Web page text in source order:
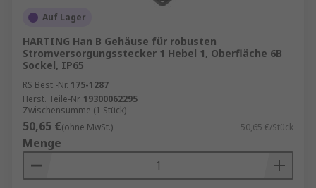
Auf Lager
HARTING Han B Gehäuse für robusten
Stromversorgungsstecker 1 Hebel 1, Oberfläche 6B
Sockel, IP65
RS Best.-Nr. 175-1287
Herst. Teile-Nr. 19300062295
Zwischensumme (1 Stück)
50,65 €(ohne MwSt.) 50,65 €/Stück
Menge